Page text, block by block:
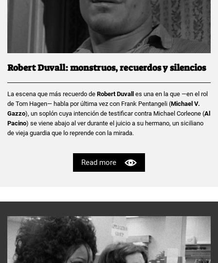
Robert Duvall: monstruos, recuerdos y silencios
La escena que más recuerdo de Robert Duvall es una en la que —en el rol
de Tom Hagen— habla por última vez con Frank Pentangeli (Michael V.
Gazzo), un soplón cuya intención de testificar contra Michael Corleone (Al
Pacino) se viene abajo al ver durante el juicio a su hermano, un siciliano
de vieja guardia que lo reprende con la mirada.
Read more